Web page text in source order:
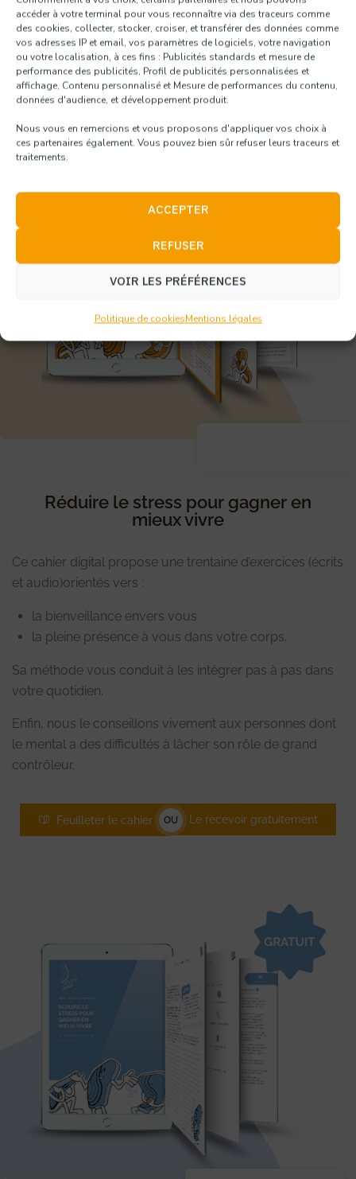
accéder à votre terminal pour vous reconnaître via des traceurs comme
des cookies, collecter, stocker, croiser, et transférer des données comme
vos adresses IP et email, vos paramètres de logiciels, votre navigation
ou votre localisation, à ces fins : Publicités standards et mesure de
performance des publicités, Profil de publicités personnalisées et
affichage, Contenu personnalisé et Mesure de performances du contenu,
données d'audience, et développement produit.
Nous vous en remercions et vous proposons d'appliquer vos choix à
ces partenaires également. Vous pouvez bien sûr refuser leurs traceurs et
traitements.
ACCEPTER
REFUSER
VOIR LES PRÉFÉRENCES
Politique de cookiesMentions légales
Consulter le cahier OU Le recevoir gratuitement
SOUTENIR SÉSAME FINANCIÈREMENT
Réduire le stress pour gagner en
mieux vivre
Ce cahier digital propose une trentaine d’exercices (écrits
et audio)orientés vers :
la bienveillance envers vous
la pleine présence à vous dans votre corps.
Sa méthode vous conduit à les intégrer pas à pas dans
votre quotidien.
Enfin, nous le conseillons vivement aux personnes dont
le mental a des difficultés à lâcher son rôle de grand
contrôleur.
Feuilleter le cahier OU Le recevoir gratuitement